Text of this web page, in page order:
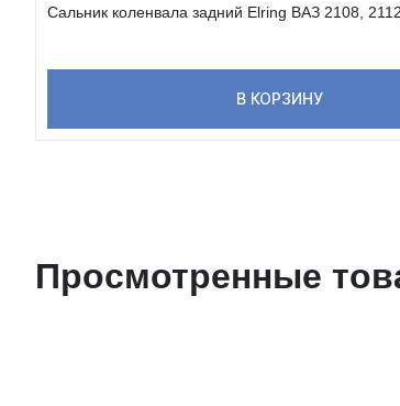
Сальник коленвала задний Elring ВАЗ 2108,
В КОРЗИНУ
Просмотренные